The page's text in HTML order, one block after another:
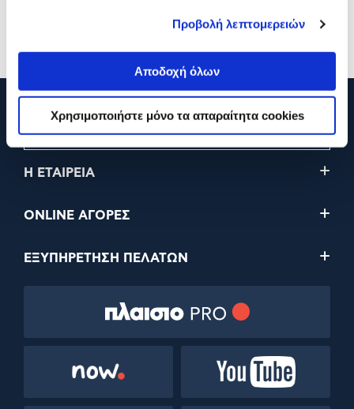
Προβολή λεπτομερειών
Αποδοχή όλων
Χρησιμοποιήστε μόνο τα απαραίτητα cookies
Προσθήκη
210 2895000
Η ΕΤΑΙΡΕΙΑ
ONLINE ΑΓΟΡΕΣ
ΕΞΥΠΗΡΕΤΗΣΗ ΠΕΛΑΤΩΝ